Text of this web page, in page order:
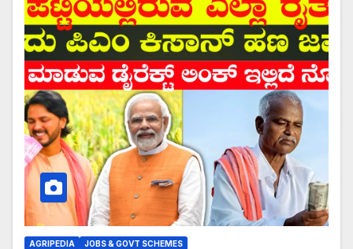
AGRIPEDIA JOBS & GOVT SCHEMES